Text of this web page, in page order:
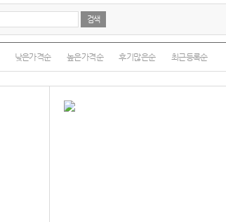
낮은가격순 높은가격순 후기많은순 최근등록순